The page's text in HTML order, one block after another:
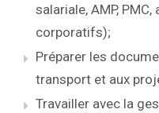
salariale, AMP,
corporatifs);
Préparer les
transport et aux
Travailler avec la